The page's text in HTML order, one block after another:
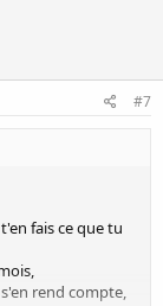
#7
fais ce que tu
rend compte,